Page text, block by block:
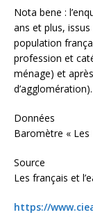
Nota bene :
ans et plus,
population
profession et
ménage) et
d’agglomération).
Données
Baromètre « Les
Source
Les français et
https://